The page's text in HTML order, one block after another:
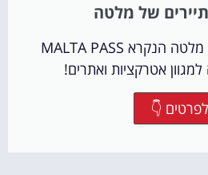
של מלטה
כרטיס סיטי פאס של מלטה הנקרא MALTA PASS
אטרקציות ואתרים!
לפרטים 👇